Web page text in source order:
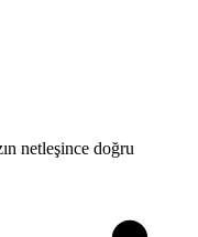
netleşince doğru